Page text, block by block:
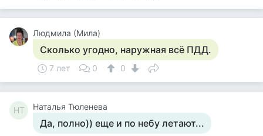
Людмила (Мила)
Сколько угодно, наружная всё ПДД.
7 лет 0 0
НТ Наталья Тюленева
Да, полно)) еще и по небу летают...